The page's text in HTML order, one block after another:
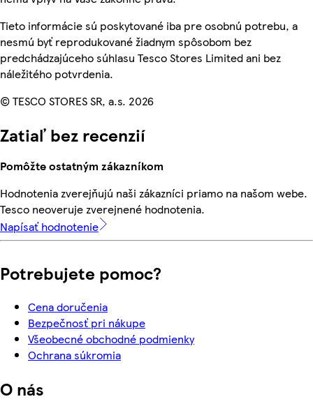
Tieto informácie sú poskytované iba pre osobnú potrebu, a
nesmú byť reprodukované žiadnym spôsobom bez
predchádzajúceho súhlasu Tesco Stores Limited ani bez
náležitého potvrdenia.
© TESCO STORES SR, a.s. 2026
Zatiaľ bez recenzií
Pomôžte ostatným zákazníkom
Hodnotenia zverejňujú naši zákazníci priamo na našom webe.
Tesco neoveruje zverejnené hodnotenia.
Napísať hodnotenie
Potrebujete pomoc?
Cena doručenia
Bezpečnosť pri nákupe
Všeobecné obchodné podmienky
Ochrana súkromia
O nás